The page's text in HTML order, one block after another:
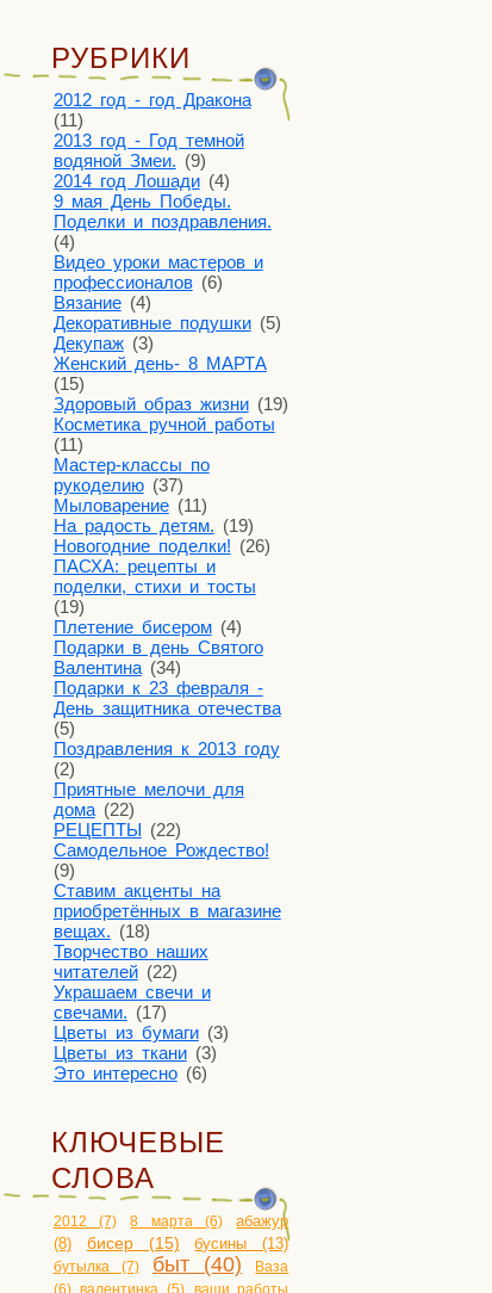
РУБРИКИ
2012 год - год Дракона
(11)
2013 год - Год темной
водяной Змеи. (9)
2014 год Лошади(4)
9 мая День Победы.
Поделки и поздравления.
(4)
Видео уроки мастеров и
профессионалов(6)
Вязание(4)
Декоративные подушки(5)
Декупаж(3)
Женский день- 8 МАРТА
(15)
Здоровый образ жизни(19)
Косметика ручной работы
(11)
Мастер-классы по
рукоделию(37)
Мыловарение(11)
На радость детям. (19)
Новогодние поделки! (26)
ПАСХА: рецепты и
поделки, стихи и тосты
(19)
Плетение бисером(4)
Подарки в день Святого
Валентина(34)
Подарки к 23 февраля -
День защитника отечества
(5)
Поздравления к 2013 году
(2)
Приятные мелочи для
дома(22)
РЕЦЕПТЫ (22)
Самодельное Рождество!
(9)
Ставим акценты на
приобретённых в магазине
вещах. (18)
Творчество наших
читателей(22)
Украшаем свечи и
свечами. (17)
Цветы из бумаги(3)
Цветы из ткани(3)
Это интересно(6)
КЛЮЧЕВЫЕ
СЛОВА
2012 (7) 8 марта (6)
абажур
(8)
бисер (15) бусины (13)
бутылка (7) быт (40)
Ваза
(6) валентинка (5) ваши работы